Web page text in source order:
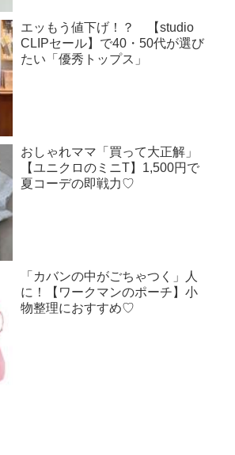
エッもう値下げ！？ 【studio
CLIPセール】で40・50代が選び
たい「優秀トップス」
おしゃれママ「買って大正解」
【ユニクロのミニT】1,500円で
夏コーデの即戦力♡
「カバンの中がごちゃつく」人
に！【ワークマンのポーチ】小
物整理におすすめ♡